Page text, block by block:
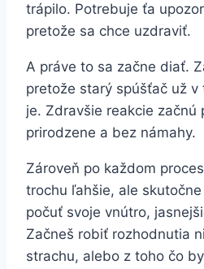
trápilo. Potrebuje ťa
pretože sa chce uzdraviť.
A práve to sa začne diať.
pretože starý spúšťač už
je. Zdravšie reakcie začnú
prirodzene a bez námahy.
Zároveň po každom
trochu ľahšie, ale
počuť svoje vnútro,
Začneš robiť rozhodnutia
strachu, alebo z toho čo